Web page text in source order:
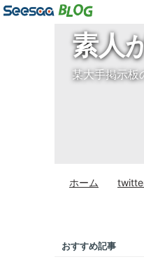
素人
某大手掲示板
ホーム
おすすめ記事